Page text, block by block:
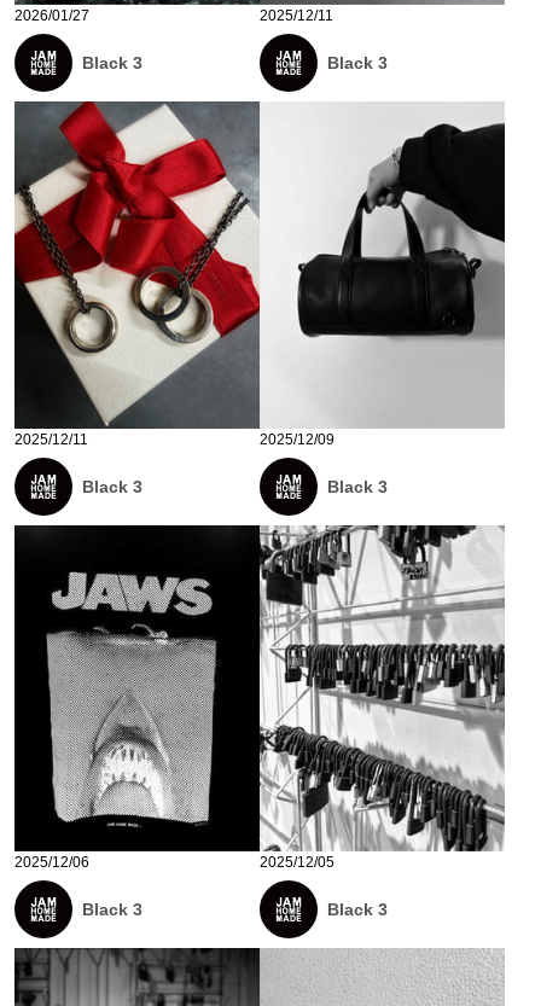
2026/01/27
Black 3
2025/12/11
Black 3
2025/12/11
Black 3
2025/12/09
Black 3
2025/12/06
Black 3
2025/12/05
Black 3